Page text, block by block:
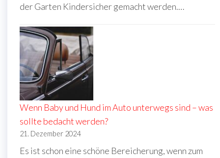
der Garten Kindersicher gemacht werden.…
Wenn Baby und Hund im Auto unterwegs sind – was
sollte bedacht werden?
21. Dezember 2024
Es ist schon eine schöne Bereicherung, wenn zum